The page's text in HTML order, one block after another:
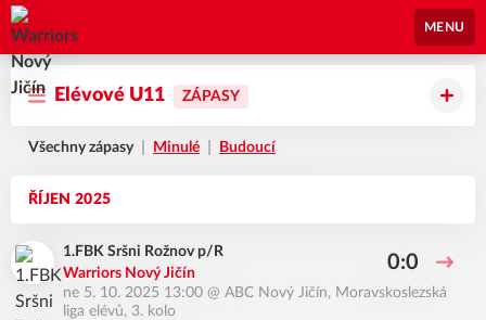
Warriors Nový Jičín
MENU
Elévové U11 ZÁPASY
Všechny zápasy Minulé Budoucí
ŘÍJEN 2025
1.FBK Sršni Rožnov p/R
Warriors Nový Jičín
0:0
ne 5. 10. 2025 13:00 @ ABC Nový Jičín, Moravskoslezská
liga elévů, 3. kolo